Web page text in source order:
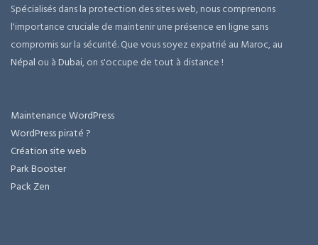
Spécialisés dans la protection des sites web, nous comprenons
l'importance cruciale de maintenir une présence en ligne sans
compromis sur la sécurité. Que vous soyez expatrié au Maroc, au
Népal ou àDubai, on s'occupe de tout à distance !
Maintenance WordPress
WordPress piraté ?
Création site web
Park Booster
Pack Zen